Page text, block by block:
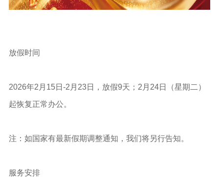
放假时间
2026年2月15日-2月23日，放假9天；2月24日（星期二）
起恢复正常办公。
注：如国家有最新假期调整通知，我们将另行告知。
服务安排